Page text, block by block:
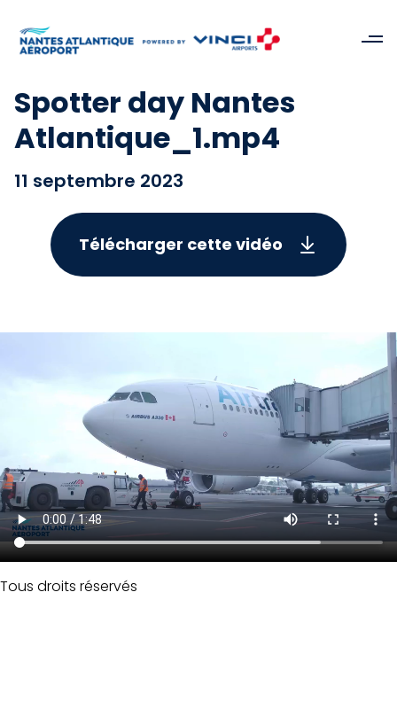
Spotter day Nantes
Atlantique_1.mp4
11 septembre 2023
Télécharger cette vidéo
Tous droits réservés